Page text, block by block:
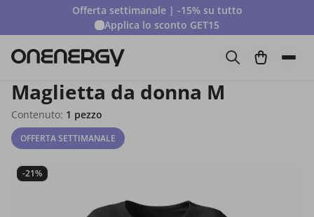
Offerta settimanale | -15% su tutto
Applica lo sconto GET15
Maglietta da donna M
Contenuto: 1 pezzo
OFFERTA SETTIMANALE
-21%